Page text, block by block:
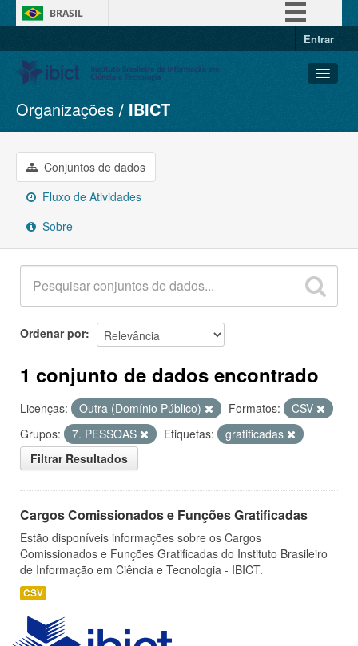
BRASIL
Entrar
Conjuntos de dados
Organizações
Grupos
Sobre
Organizações IBICT
Conjuntos de dados
Fluxo de Atividades
Sobre
Ordenar por
1 conjunto de dados encontrado
Licenças: Outra (Domínio Público) Formatos:
CSV
Grupos:
7. PESSOAS Etiquetas:
gratificadas
Filtrar Resultados
Cargos Comissionados e Funções Gratificadas
Estão disponíveis informações sobre os Cargos
Comissionados e Funções Gratificadas do Instituto Brasileiro
de Informação em Ciência e Tecnologia - IBICT.
CSV